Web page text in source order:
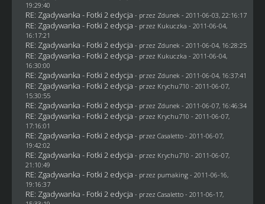
19:29:40
RE: Zgadywanka - Fotki 2 edycja - przez Zdunek- 2011-06-03, 22:16:17
RE: Zgadywanka - Fotki 2 edycja - przez Kukuczka - 2011-06-04,
16:17:21
RE: Zgadywanka - Fotki 2 edycja - przez Zdunek- 2011-06-04, 16:28:25
RE: Zgadywanka - Fotki 2 edycja - przez Kukuczka - 2011-06-04,
16:30:00
RE: Zgadywanka - Fotki 2 edycja - przez Zdunek- 2011-06-04, 16:37:41
RE: Zgadywanka - Fotki 2 edycja - przez Krychu710 - 2011-06-07,
15:30:55
RE: Zgadywanka - Fotki 2 edycja - przez Zdunek- 2011-06-07, 16:46:34
RE: Zgadywanka - Fotki 2 edycja - przez Krychu710 - 2011-06-07,
17:16:01
RE: Zgadywanka - Fotki 2 edycja - przez Casaletto- 2011-06-07,
19:42:02
RE: Zgadywanka - Fotki 2 edycja - przez Krychu710 - 2011-06-07,
21:10:49
RE: Zgadywanka - Fotki 2 edycja - przez pumaking- 2011-06-16,
19:16:37
RE: Zgadywanka - Fotki 2 edycja - przez Casaletto- 2011-06-17,